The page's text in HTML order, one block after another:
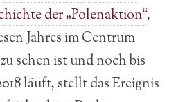
der „Polenaktion“,
Jahres im Centrum
sehen ist und noch bis
läuft, stellt das Ereignis